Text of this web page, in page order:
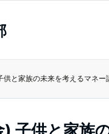
と家族の未来を考えるマネー
子供と家族